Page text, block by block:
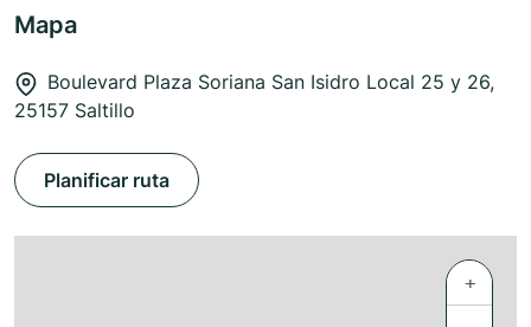
Mapa
Boulevard Plaza Soriana San Isidro Local 25 y 26,
25157 Saltillo
Planificar ruta
+